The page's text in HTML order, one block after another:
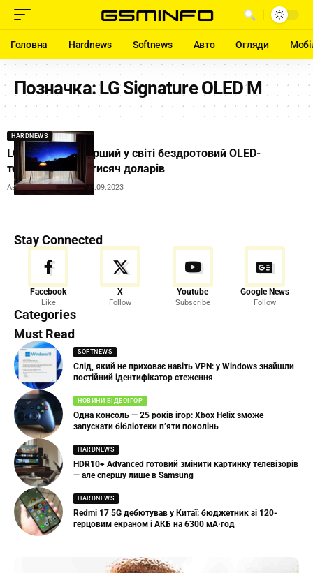
Головна Hardnews Softnews Авто Огляди
Позначка:LG Signature OLED M
HARDNEWS
LG випустила перший у світі бездротовий OLED-
телевізор за 30 тисяч доларів
Автор:Andrew Orobets 12.09.2023
Stay Connected
Facebook
Like
X
Follow
Youtube
Subscribe
Google News
Follow
Categories
Must Read
SOFTNEWS
Слід, який не приховає навіть VPN: у Windows знайшли
постійний ідентифікатор стеження
НОВИНИ ВІДЕОІГОР
Одна консоль — 25 років ігор: Xbox Helix зможе
запускати бібліотеки п’яти поколінь
HARDNEWS
HDR10+ Advanced готовий змінити картинку телевізорів
— але спершу лише в Samsung
HARDNEWS
Redmi 17 5G дебютував у Китаї: бюджетник зі 120-
герцовим екраном і АКБ на 6300 мА·год